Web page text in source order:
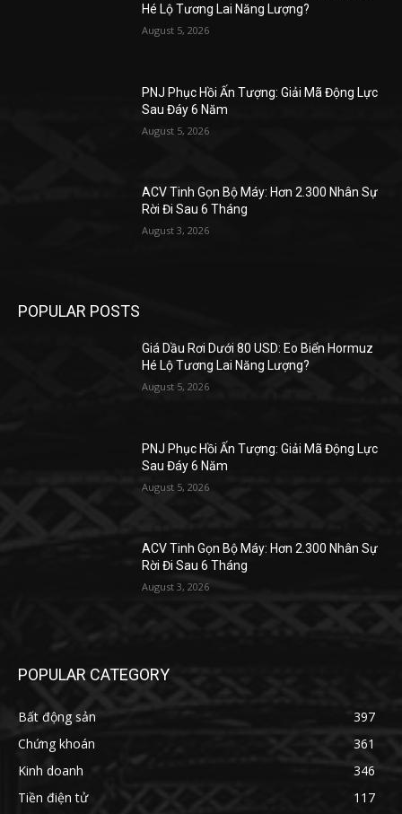
Hé Lộ Tương Lai Năng Lượng?
August 5, 2026
PNJ Phục Hồi Ấn Tượng: Giải Mã Động Lực
Sau Đáy 6 Năm
August 5, 2026
ACV Tinh Gọn Bộ Máy: Hơn 2.300 Nhân Sự
Rời Đi Sau 6 Tháng
August 3, 2026
POPULAR POSTS
Giá Dầu Rơi Dưới 80 USD: Eo Biển Hormuz
Hé Lộ Tương Lai Năng Lượng?
August 5, 2026
PNJ Phục Hồi Ấn Tượng: Giải Mã Động Lực
Sau Đáy 6 Năm
August 5, 2026
ACV Tinh Gọn Bộ Máy: Hơn 2.300 Nhân Sự
Rời Đi Sau 6 Tháng
August 3, 2026
POPULAR CATEGORY
Bất động sản
397
Chứng khoán
361
Kinh doanh
346
Tiền điện tử
117